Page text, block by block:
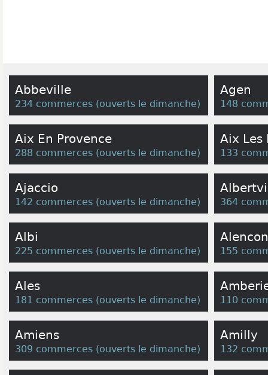
Abbeville
234 commerces (ouverts le dimanche)
Agen
148
Aix En Provence
288 commerces (ouverts le dimanche)
Aix Les
133
Ajaccio
142 commerces (ouverts le dimanche) 364
Albi
225 commerces (ouverts le dimanche)
Alencon
155
Ales
181 commerces (ouverts le dimanche) 110
Amiens
309 commerces (ouverts le dimanche)
Amilly
132